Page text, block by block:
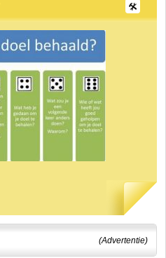
(Advertentie)